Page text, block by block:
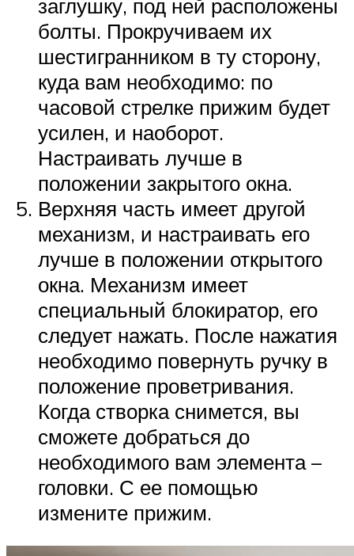
заглушку, под ней расположены
болты. Прокручиваем их
шестигранником в ту сторону,
куда вам необходимо: по
часовой стрелке прижим будет
усилен, и наоборот.
Настраивать лучше в
положении закрытого окна.
Верхняя часть имеет другой
механизм, и настраивать его
лучше в положении открытого
окна. Механизм имеет
специальный блокиратор, его
следует нажать. После нажатия
необходимо повернуть ручку в
положение проветривания.
Когда створка снимется, вы
сможете добраться до
необходимого вам элемента –
головки. С ее помощью
измените прижим.